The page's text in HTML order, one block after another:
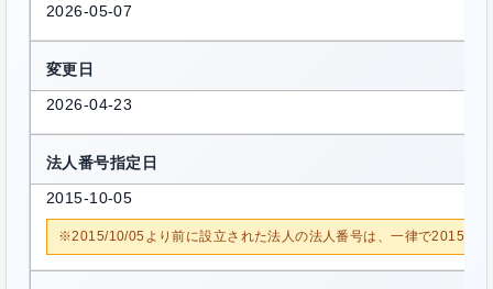
2026-05-07
変更日
2026-04-23
法人番号指定日
2015-10-05
※2015/10/05より前に設立された法人の法人番号は、一律で2015/10/